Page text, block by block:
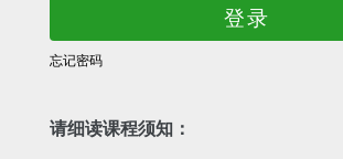
登录
忘记密码
请细读课程须知：